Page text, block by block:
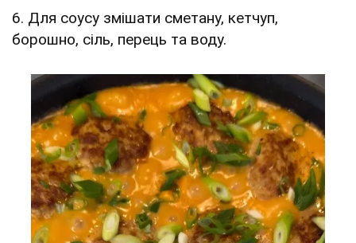
6. Для соусу змішати сметану, кетчуп,
борошно, сіль, перець та воду.